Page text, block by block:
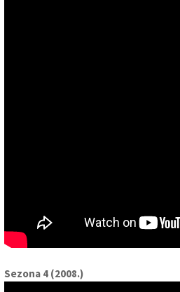
Sezona 4 (2008.)